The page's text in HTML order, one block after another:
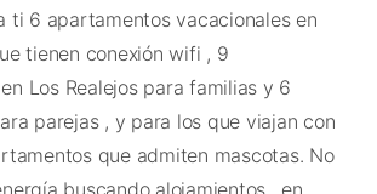
ti 6 apartamentos vacacionales en
tienen conexión wifi , 9
Los Realejos para familias y 6
parejas , y para los que viajan con
que admiten mascotas. No